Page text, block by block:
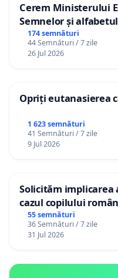
Cerem Ministerului
Semnelor și
Republica Moldova!
174 semnături
44 Semnături / 7 zile
26 Jul 2026
Opriți eutanasierea
1 623 semnături
41 Semnături / 7 zile
9 Jul 2026
Solicităm
cazul copilului
Gheorghe, aflat în
12 ani
55 semnături
36 Semnături / 7 zile
31 Jul 2026